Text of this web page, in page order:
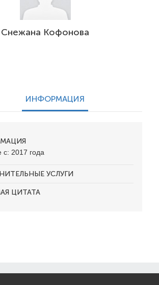
Снежана Кофонова
ИНФОРМАЦИЯ
с: 2017 года
УСЛУГИ
ЦИТАТА